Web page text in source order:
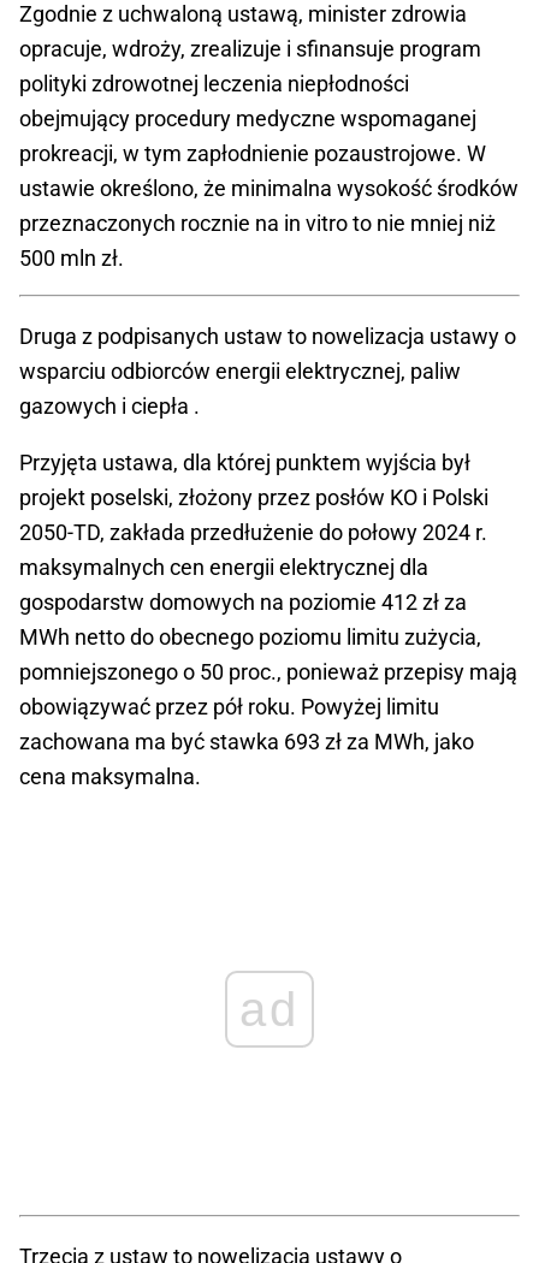
Zgodnie z uchwaloną ustawą, minister zdrowia
opracuje, wdroży, zrealizuje i sfinansuje program
polityki zdrowotnej leczenia niepłodności
obejmujący procedury medyczne wspomaganej
prokreacji, w tym zapłodnienie pozaustrojowe. W
ustawie określono, że minimalna wysokość środków
przeznaczonych rocznie na in vitro to nie mniej niż
500 mln zł.
Druga z podpisanych ustaw to nowelizacja ustawy o
wsparciu odbiorców energii elektrycznej, paliw
gazowych i ciepła .
Przyjęta ustawa, dla której punktem wyjścia był
projekt poselski, złożony przez posłów KO i Polski
2050-TD, zakłada przedłużenie do połowy 2024 r.
maksymalnych cen energii elektrycznej dla
gospodarstw domowych na poziomie 412 zł za
MWh netto do obecnego poziomu limitu zużycia,
pomniejszonego o 50 proc., ponieważ przepisy mają
obowiązywać przez pół roku. Powyżej limitu
zachowana ma być stawka 693 zł za MWh, jako
cena maksymalna.
ad
Trzecia z ustaw to nowelizacja ustawy o